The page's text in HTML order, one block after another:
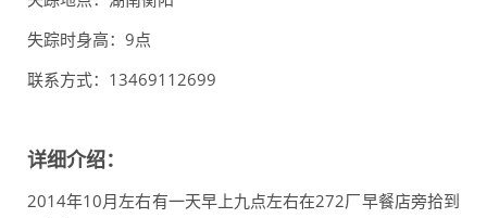
失踪时身高：9点
联系方式：13469112699
详细介绍：
2014年10月左右有一天早上九点左右在272厂早餐店旁拾到